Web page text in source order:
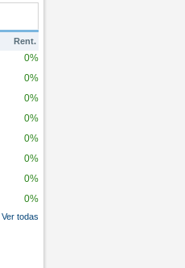
Rent.
0%
0%
0%
0%
0%
0%
0%
0%
Ver todas